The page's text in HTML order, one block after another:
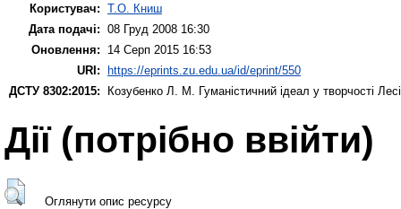
Користувач: Т.О. Книш
Дата подачі: 08 Груд 2008 16:30
Оновлення:
14 Серп 2015 16:53
URI: https://eprints.zu.edu.ua/id/eprint/550
ДСТУ 8302:2015:
Козубенко Л. М. Гуманістичний ідеал у творчості
Дії ​​(потрібно ввійти)
Оглянути опис ресурсу